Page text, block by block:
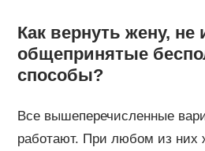
Как вернуть жену, не
общепринятые
способы?
Все вышеперечисленные
работают. При любом из них